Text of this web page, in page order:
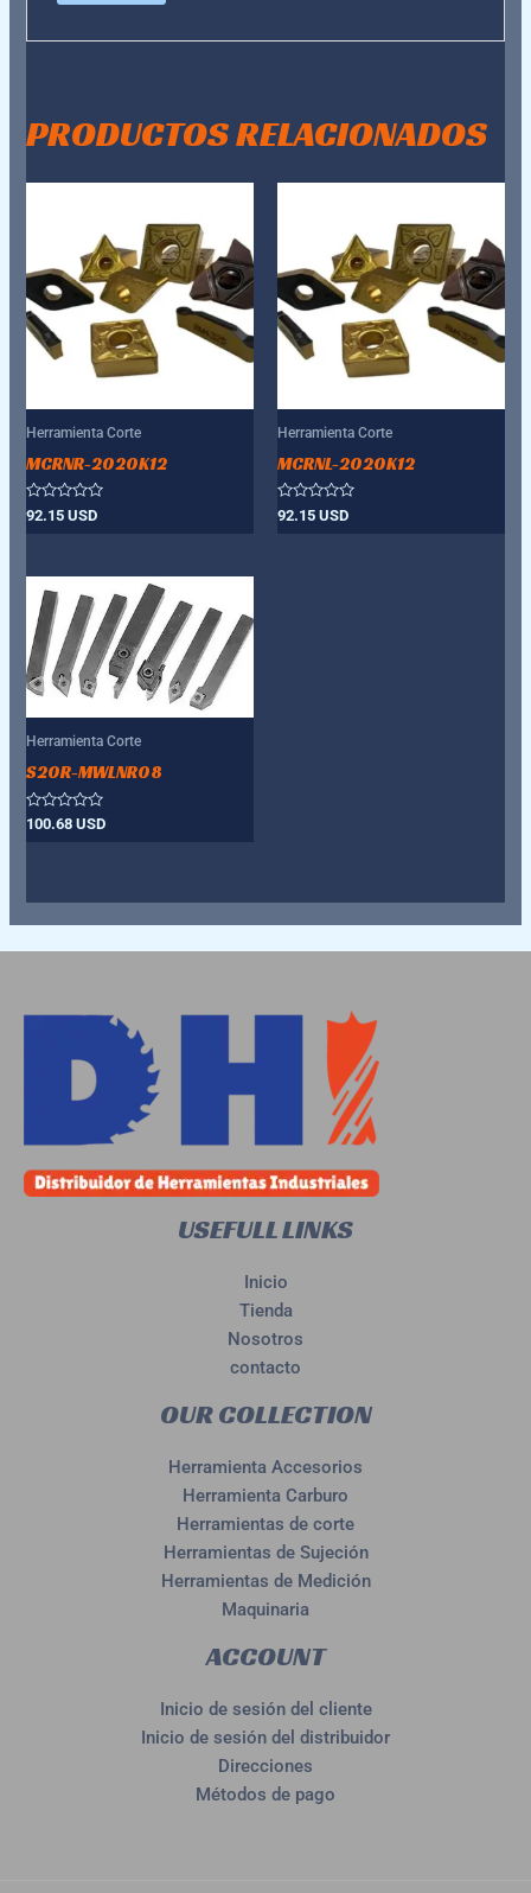
PRODUCTOS RELACIONADOS
Herramienta Corte
MCRNR-2020K12
Valorado
con
92.15USD
Herramienta Corte
MCRNL-2020K12
Valorado
con
92.15 USD
Herramienta Corte
S20R-MWLNR08
Valorado
100.68USD
USEFULL LINKS
Inicio
Tienda
Nosotros
contacto
OUR COLLECTION
Herramienta Accesorios
Herramienta Carburo
Herramientas de corte
Herramientas de Sujeción
Herramientas de Medición
Maquinaria
ACCOUNT
Inicio de sesión del cliente
Inicio de sesión del distribuidor
Direcciones
Métodos de pago